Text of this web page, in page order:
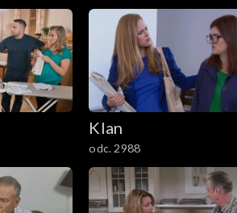
Klan
odc. 2988